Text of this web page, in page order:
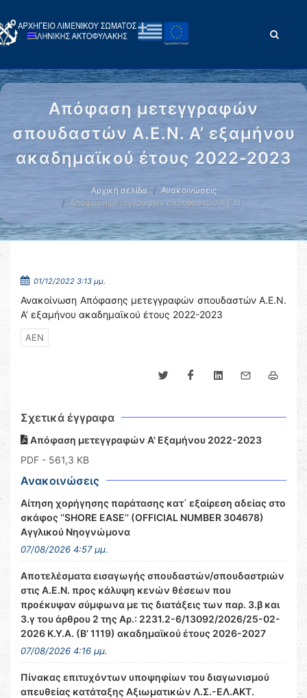
Απόφαση μετεγγραφών
σπουδαστών Α.Ε.Ν. Α’ εξαμήνου
ακαδημαϊκού έτους 2022-2023
Αρχική σελίδα
Ανακοινώσεις
Απόφαση μετεγγραφών σπουδαστών Α.Ε.Ν. …
01/12/2022 3:13 μμ.
Ανακοίνωση Απόφασης μετεγγραφών σπουδαστών Α.Ε.Ν.
Α’ εξαμήνου ακαδημαϊκού έτους 2022-2023
ΑΕΝ
Σχετικά έγγραφα
Απόφαση μετεγγραφών Α' Εξαμήνου 2022-2023
PDF - 561,3 KB
Ανακοινώσεις
Αίτηση χορήγησης παράτασης κατ΄ εξαίρεση αδείας στο
σκάφος ‘’SHORE EASE’’ (OFFICIAL NUMBER 304678)
Αγγλικού Νηογνώμονα
07/08/2026 4:57 μμ.
Αποτελέσματα εισαγωγής σπουδαστών/σπουδαστριών
στις Α.Ε.Ν. προς κάλυψη κενών θέσεων που
προέκυψαν σύμφωνα με τις διατάξεις των παρ. 3.β και
3.γ του άρθρου 2 της Αρ.: 2231.2-6/13092/2026/25-02-
2026 Κ.Υ.Α. (Β’ 1119) ακαδημαϊκού έτους 2026-2027
07/08/2026 4:16 μμ.
Πίνακας επιτυχόντων υποψηφίων του διαγωνισμού
απευθείας κατάταξης Αξιωματικών Λ.Σ.-ΕΛ.ΑΚΤ.